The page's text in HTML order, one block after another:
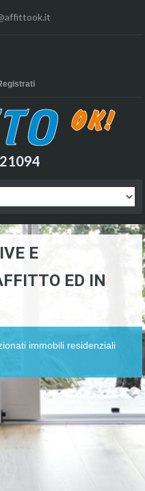
E
ED IN
immobili residenziali